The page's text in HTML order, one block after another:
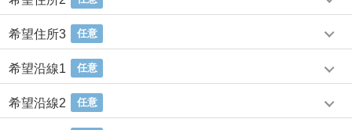
希望住所3 任意
希望沿線1 任意
希望沿線2 任意